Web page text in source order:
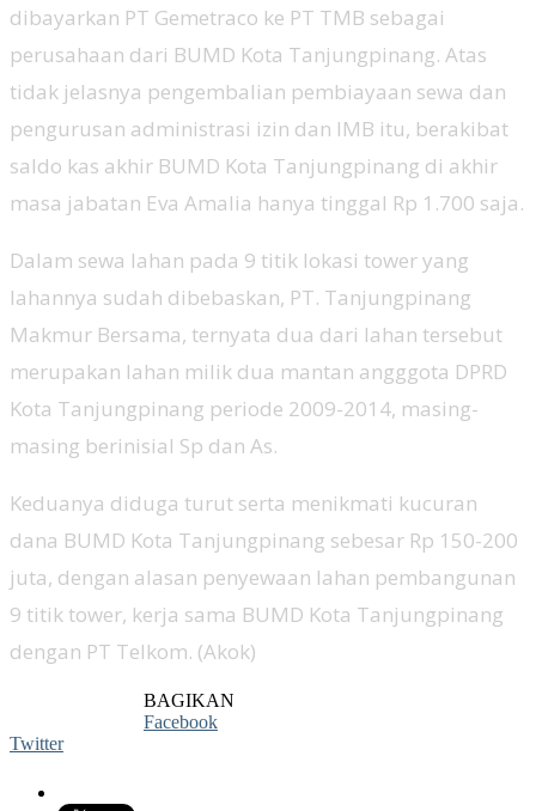
dibayarkan PT Gemetraco ke PT TMB sebagai
perusahaan dari BUMD Kota Tanjungpinang. Atas
tidak jelasnya pengembalian pembiayaan sewa dan
pengurusan administrasi izin dan IMB itu, berakibat
saldo kas akhir BUMD Kota Tanjungpinang di akhir
masa jabatan Eva Amalia hanya tinggal Rp 1.700 saja.
‎Dalam sewa lahan pada 9 titik lokasi tower yang
lahannya sudah dibebaskan, PT. Tanjungpinang
Makmur Bersama, ternyata dua dari lahan tersebut
merupakan lahan milik dua mantan angggota DPRD
Kota Tanjungpinang periode 2009-2014, masing-
masing berinisial Sp dan As.
Keduanya diduga turut serta menikmati kucuran
dana BUMD Kota Tanjungpinang sebesar Rp 150-200
juta, dengan alasan penyewaan lahan pembangunan
9 titik tower, kerja sama BUMD Kota Tanjungpinang
dengan PT Telkom. (Akok)
BAGIKAN
Facebook
Twitter